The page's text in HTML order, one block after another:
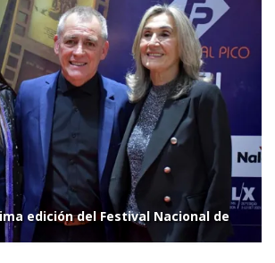
edición del Festival Nacional de